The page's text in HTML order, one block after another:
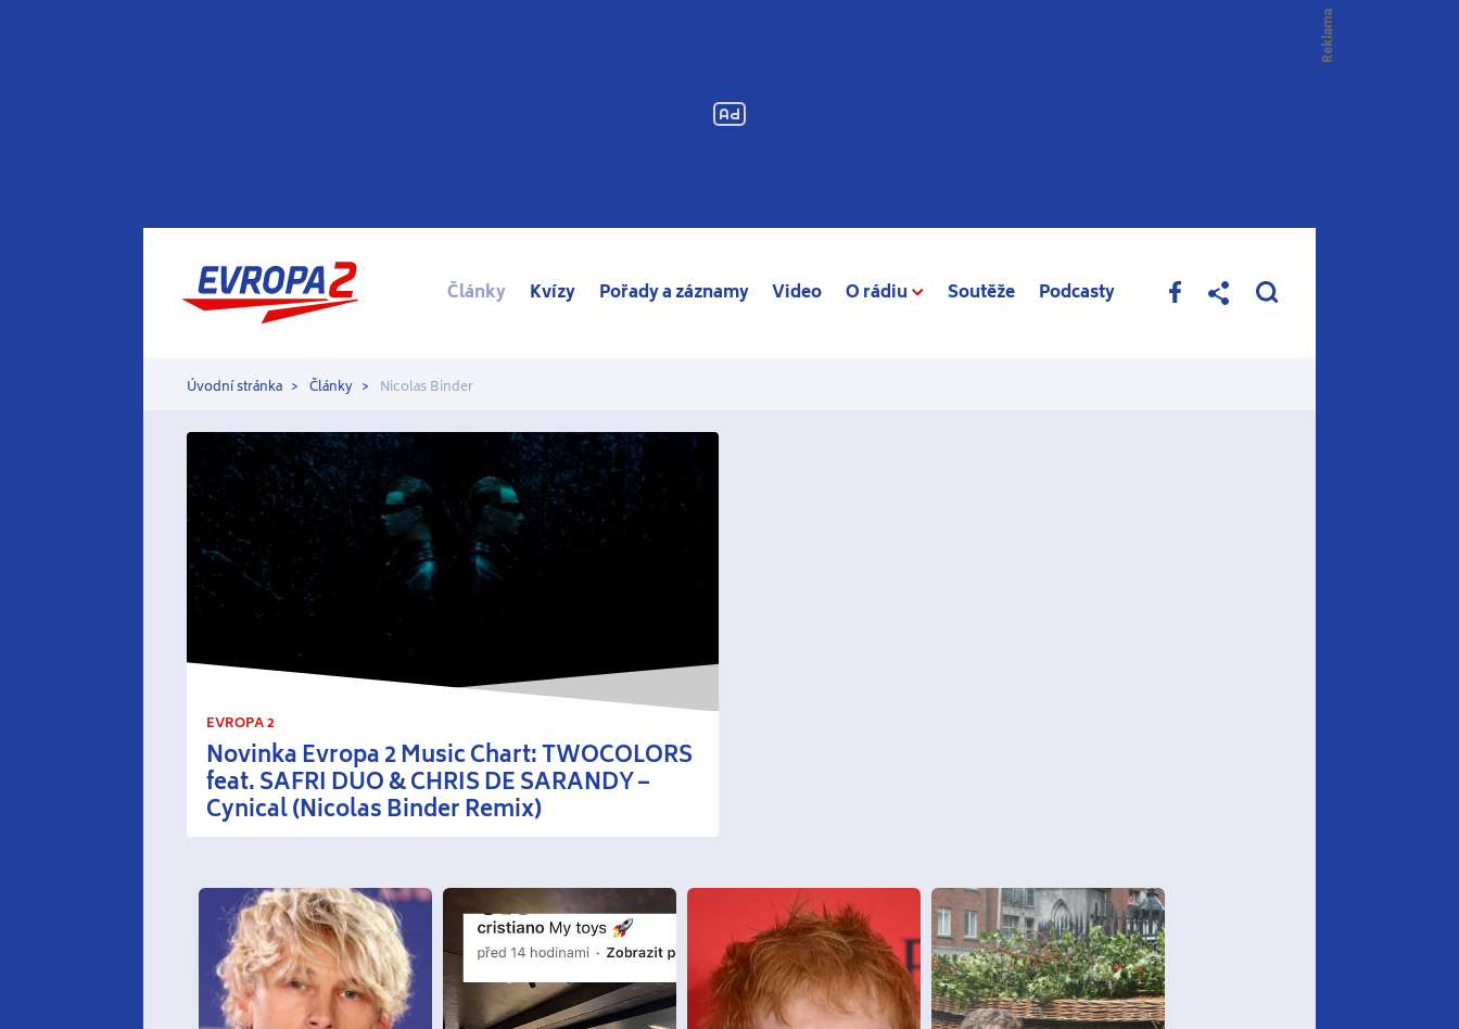
Články Kvízy Pořady a záznamy Video O rádiu Soutěže Podcasty
Úvodní stránka Články Nicolas Binder
Články
EVROPA 2
Novinka Evropa 2 Music Chart: TWOCOLORS
feat. SAFRI DUO & CHRIS DE SARANDY –
Cynical (Nicolas Binder Remix)